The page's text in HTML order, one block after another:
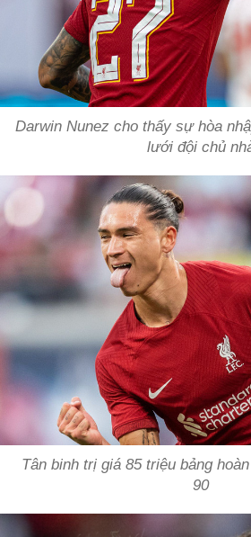
Darwin Nunez cho thấy sự hòa
lưới đội chủ
Tân binh trị giá 85 triệu bảng
90